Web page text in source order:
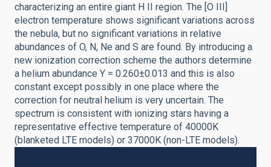
characterizing an entire giant H II region. The [O III]
electron temperature shows significant variations across
the nebula, but no significant variations in relative
abundances of O, N, Ne and S are found. By introducing a
new ionization correction scheme the authors determine
a helium abundance Y = 0.260±0.013 and this is also
constant except possibly in one place where the
correction for neutral helium is very uncertain. The
spectrum is consistent with ionizing stars having a
representative effective temperature of 40000K
(blanketed LTE models) or 37000K (non-LTE models).